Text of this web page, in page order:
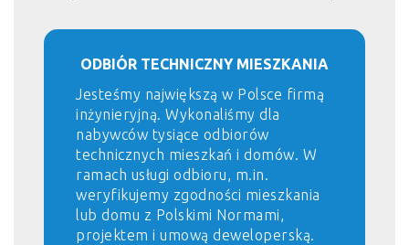
ODBIÓR TECHNICZNY MIESZKANIA
Jesteśmy największą w Polsce firmą
inżynieryjną. Wykonaliśmy dla
nabywców tysiące odbiorów
technicznych mieszkań i domów. W
ramach usługi odbioru, m.in.
weryfikujemy zgodności mieszkania
lub domu z Polskimi Normami,
projektem i umową deweloperską.